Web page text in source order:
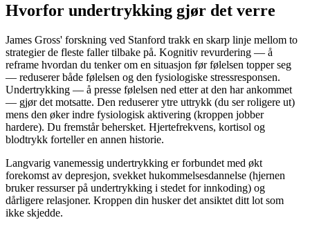
Hvorfor undertrykking gjør det verre
James Gross' forskning ved Stanford trakk en skarp linje mellom to
strategier de fleste faller tilbake på. Kognitiv revurdering — å
reframe hvordan du tenker om en situasjon før følelsen topper seg
— reduserer både følelsen og den fysiologiske stressresponsen.
Undertrykking — å presse følelsen ned etter at den har ankommet
— gjør det motsatte. Den reduserer ytre uttrykk (du ser roligere ut)
mens den øker indre fysiologisk aktivering (kroppen jobber
hardere). Du fremstår behersket. Hjertefrekvens, kortisol og
blodtrykk forteller en annen historie.
Langvarig vanemessig undertrykking er forbundet med økt
forekomst av depresjon, svekket hukommelsesdannelse (hjernen
bruker ressurser på undertrykking i stedet for innkoding) og
dårligere relasjoner. Kroppen din husker det ansiktet ditt lot som
ikke skjedde.